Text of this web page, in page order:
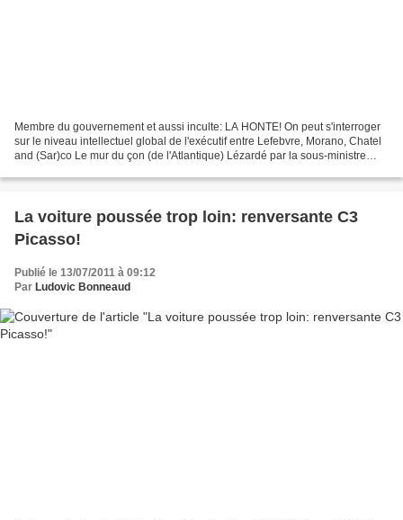
Membre du gouvernement et aussi inculte: LA HONTE! On peut s'interroger
sur le niveau intellectuel global de l'exécutif entre Lefebvre, Morano, Chatel
and (Sar)co Le mur du çon (de l'Atlantique) Lézardé par la sous-ministre
La voiture poussée trop loin: renversante C3
Picasso!
Publié le 13/07/2011 à 09:12
Par Ludovic Bonneaud